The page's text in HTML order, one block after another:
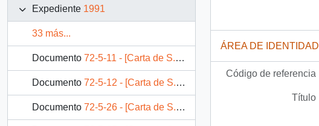
Expediente 1991
33 más...
Documento 72-5-11 - [Carta de S.E El Presidente Patricio Aylwin a Presidente de la República de Colombia]
Documento 72-5-12 - [Carta de S.E El Presidente Patricio Aylwin a Presidente de la República de Colombia]
Documento 72-5-26 - [Carta de S.E El Presidente Patricio Aylwin a Presidente del Parlamento Europeo]
ÁREA DE IDENTIDAD
Código de referencia
Título